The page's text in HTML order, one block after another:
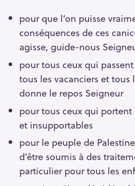
pour que l’on puisse
conséquences de ces
agisse, guide-nous
pour tous ceux qui
tous les vacanciers et tous
donne le repos Seigneur
pour tous ceux qui
et insupportables
pour le peuple de
d’être soumis à des
particulier pour tous les